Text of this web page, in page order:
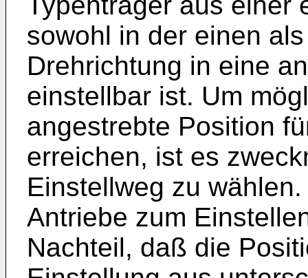
sowohl in der einen
Drehrichtung in eine
einstellbar ist. Um
angestrebte Position
erreichen, ist es
Einstellweg zu
Antriebe zum
Nachteil, daß die